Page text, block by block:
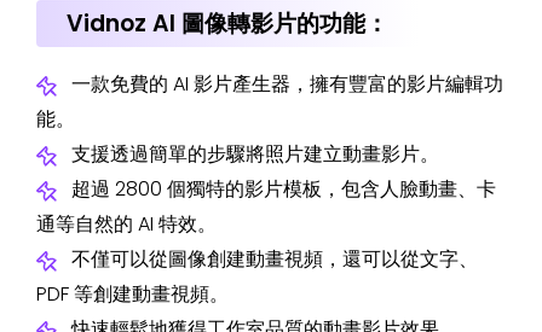
Vidnoz AI 圖像轉影片的功能：
一款免費的 AI 影片產生器，擁有豐富的影片編輯功
能。
支援透過簡單的步驟將照片建立動畫影片。
超過 2800 個獨特的影片模板，包含人臉動畫、卡
通等自然的 AI 特效。
不僅可以從圖像創建動畫視頻，還可以從文字、
PDF 等創建動畫視頻。